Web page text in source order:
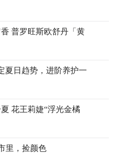
普罗旺斯欧舒丹「黄
夏日趋势，进阶养护一
花王莉婕“浮光金橘
里，捡颜色